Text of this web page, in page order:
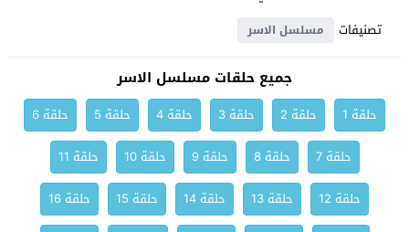
تصنيفات
مسلسل الاسر
جميع حلقات مسلسل الاسر
حلقة 1 حلقة 2 حلقة 3 حلقة 4 حلقة 5
حلقة 6
حلقة 7
حلقة 8 حلقة 9 حلقة 10
حلقة 11
حلقة 12
حلقة 13 حلقة 14 حلقة 15
حلقة 16